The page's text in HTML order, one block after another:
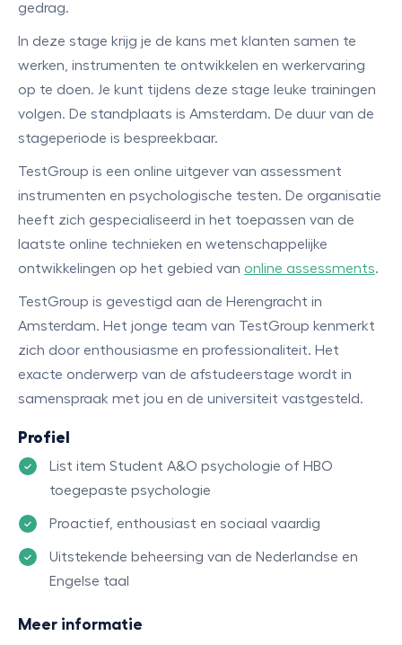
gedrag.
In deze stage krijg je de kans met klanten samen te
werken, instrumenten te ontwikkelen en werkervaring
op te doen. Je kunt tijdens deze stage leuke trainingen
volgen. De standplaats is Amsterdam. De duur van de
stageperiode is bespreekbaar.
TestGroup is een online uitgever van assessment
instrumenten en psychologische testen. De organisatie
heeft zich gespecialiseerd in het toepassen van de
laatste online technieken en wetenschappelijke
ontwikkelingen op het gebied van online assessments.
TestGroup is gevestigd aan de Herengracht in
Amsterdam. Het jonge team van TestGroup kenmerkt
zich door enthousiasme en professionaliteit. Het
exacte onderwerp van de afstudeerstage wordt in
samenspraak met jou en de universiteit vastgesteld.
Profiel
List item Student A&O psychologie of HBO
toegepaste psychologie
Proactief, enthousiast en sociaal vaardig
Uitstekende beheersing van de Nederlandse en
Engelse taal
Meer informatie